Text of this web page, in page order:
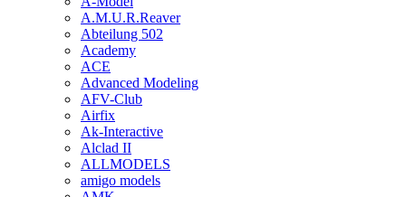
A.M.U.R.Reaver
Abteilung 502
Academy
ACE
Advanced Modeling
AFV-Club
Airfix
Ak-Interactive
Alclad II
ALLMODELS
amigo models